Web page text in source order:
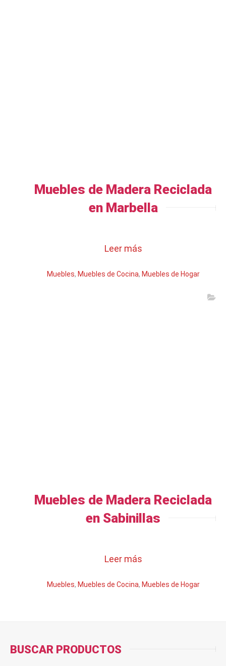
Muebles de Madera Reciclada
en Marbella
Leer más
Muebles, Muebles de Cocina, Muebles de Hogar
Muebles de Madera Reciclada
en Sabinillas
Leer más
Muebles, Muebles de Cocina, Muebles de Hogar
BUSCAR PRODUCTOS